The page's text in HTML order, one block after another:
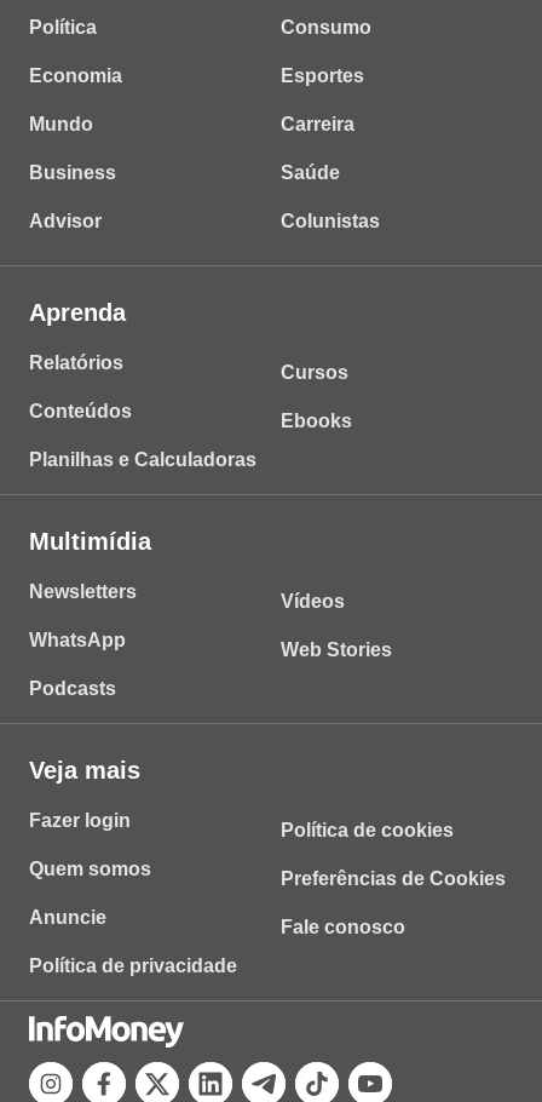
Política
Economia
Mundo
Business
Advisor
Consumo
Esportes
Carreira
Saúde
Colunistas
Aprenda
Relatórios
Conteúdos
Planilhas e Calculadoras
Cursos
Ebooks
Multimídia
Newsletters
WhatsApp
Podcasts
Vídeos
Web Stories
Veja mais
Fazer login
Quem somos
Anuncie
Política de privacidade
Política de cookies
Preferências de Cookies
Fale conosco